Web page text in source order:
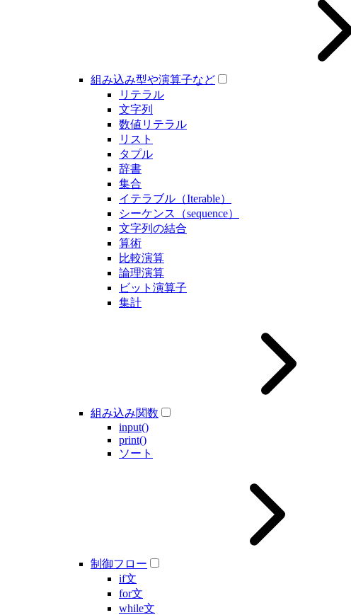
組み込み型や演算子など
リテラル
文字列
数値リテラル
リスト
タプル
辞書
集合
イテラブル（Iterable）
シーケンス（sequence）
文字列の結合
算術
比較演算
論理演算
ビット演算子
集計
組み込み関数
input()
print()
ソート
制御フロー
if文
for文
while文